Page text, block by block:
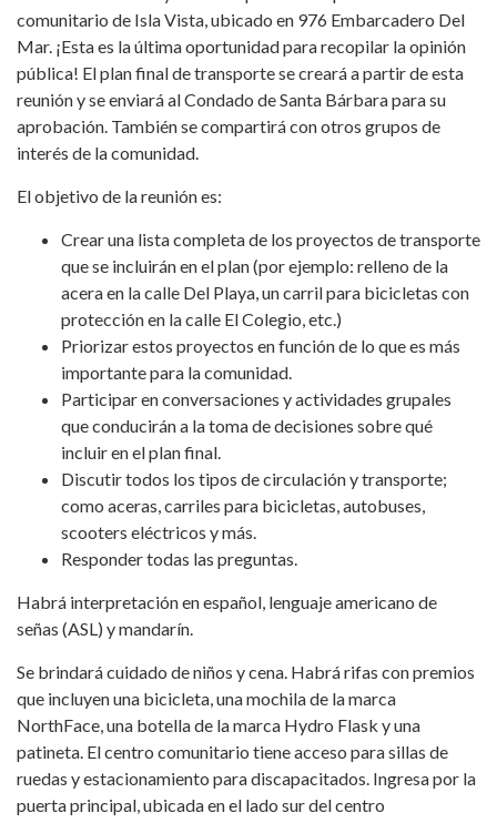
comunitario de Isla Vista, ubicado en 976 Embarcadero Del
Mar. ¡Esta es la última oportunidad para recopilar la opinión
pública! El plan final de transporte se creará a partir de esta
reunión y se enviará al Condado de Santa Bárbara para su
aprobación. También se compartirá con otros grupos de
interés de la comunidad.
El objetivo de la reunión es:
Crear una lista completa de los proyectos de transporte
que se incluirán en el plan (por ejemplo: relleno de la
acera en la calle Del Playa, un carril para bicicletas con
protección en la calle El Colegio, etc.)
Priorizar estos proyectos en función de lo que es más
importante para la comunidad.
Participar en conversaciones y actividades grupales
que conducirán a la toma de decisiones sobre qué
incluir en el plan final.
Discutir todos los tipos de circulación y transporte;
como aceras, carriles para bicicletas, autobuses,
scooters eléctricos y más.
Responder todas las preguntas.
Habrá interpretación en español, lenguaje americano de
señas (ASL) y mandarín.
Se brindará cuidado de niños y cena. Habrá rifas con premios
que incluyen una bicicleta, una mochila de la marca
NorthFace, una botella de la marca Hydro Flask y una
patineta. El centro comunitario tiene acceso para sillas de
ruedas y estacionamiento para discapacitados. Ingresa por la
puerta principal, ubicada en el lado sur del centro